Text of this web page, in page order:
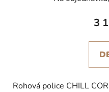
3
Rohová police CHILL